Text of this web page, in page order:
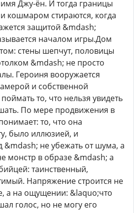
Джу-ён. И тогда границы
кошмаром стираются, когда
защитой &mdash;
началом игры.Дом
стены шепчут, половицы
&mdash; не просто
Героиня вооружается
и собственной
то, что нельзя увидеть
По мере продвижения в
то, что она
было иллюзией, и
&mdash; не убежать от шума, а
монстр в образе &mdash; а
таинственный,
Напряжение строится не
а на ощущении: &laquo;что
голос, но не могу его